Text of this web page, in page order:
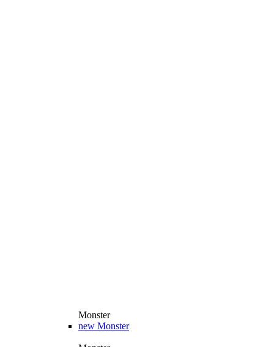
Monster
new Monster